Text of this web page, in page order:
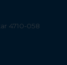
4710-058